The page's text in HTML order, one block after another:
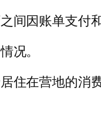
间因账单支付
况。
住在营地的消